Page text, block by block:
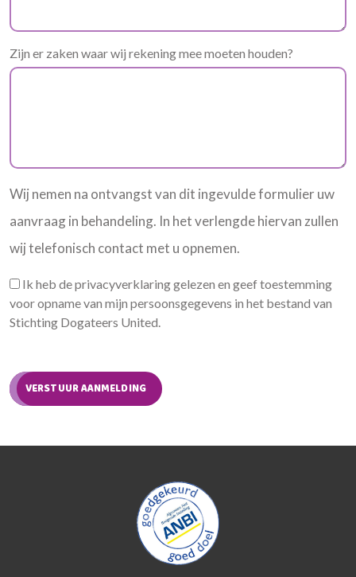
Zijn er zaken waar wij rekening mee moeten houden?
Wij nemen na ontvangst van dit ingevulde formulier uw
aanvraag in behandeling. In het verlengde hiervan zullen
wij telefonisch contact met u opnemen.
voor opname van mijn persoonsgegevens in het bestand van
Stichting Dogateers United.
VERSTUUR AANMELDING